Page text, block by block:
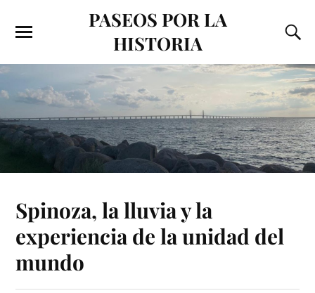
PASEOS POR LA
HISTORIA
Spinoza, la lluvia y la
experiencia de la unidad del
mundo